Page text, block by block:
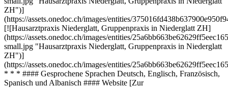
ZH")]
(https://assets.onedoc.ch/images/entities/
[![Hausarztpraxis Niederglatt, Gruppenpraxis in Niederglatt ZH]
(https://assets.onedoc.ch/images/entities/
small.jpg "Hausarztpraxis Niederglatt, Gruppenpraxis in Niederglatt
ZH")]
(https://assets.onedoc.ch/images/entities/
* * * #### Gesprochene Sprachen Deutsch, Englisch, Französisch,
Spanisch und Albanisch #### Website [Zur